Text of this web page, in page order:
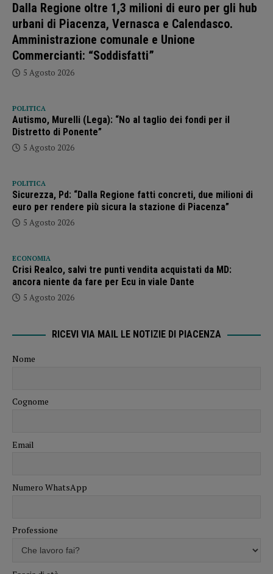
Dalla Regione oltre 1,3 milioni di euro per gli hub
urbani di Piacenza, Vernasca e Calendasco.
Amministrazione comunale e Unione
Commercianti: “Soddisfatti”
5 Agosto 2026
POLITICA
Autismo, Murelli (Lega): “No al taglio dei fondi per il
Distretto di Ponente”
5 Agosto 2026
POLITICA
Sicurezza, Pd: “Dalla Regione fatti concreti, due milioni di
euro per rendere più sicura la stazione di Piacenza”
5 Agosto 2026
ECONOMIA
Crisi Realco, salvi tre punti vendita acquistati da MD:
ancora niente da fare per Ecu in viale Dante
5 Agosto 2026
RICEVI VIA MAIL LE NOTIZIE DI PIACENZA
Nome
Cognome
Email
Numero WhatsApp
Professione